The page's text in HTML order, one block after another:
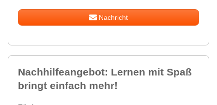
Nachricht
Nachhilfeangebot: Lernen mit Spaß
bringt einfach mehr!